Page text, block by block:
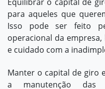
para aqueles que
Isso pode ser feito
operacional da
e cuidado com a
Manter o capital de giro
a manutenção das